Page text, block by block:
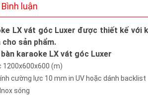
Bình luận
LX vát góc Luxer được thiết kế với
sản phẩm.
karaoke LX vát góc Luxer
1200x600x600 (m)
cường lực 10 mm in UV hoặc dánh backlist
sóng